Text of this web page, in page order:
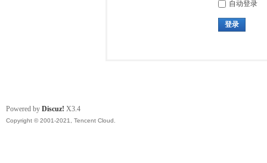
自动登录
登录
Powered by Discuz! X3.4
Copyright © 2001-2021, Tencent Cloud.